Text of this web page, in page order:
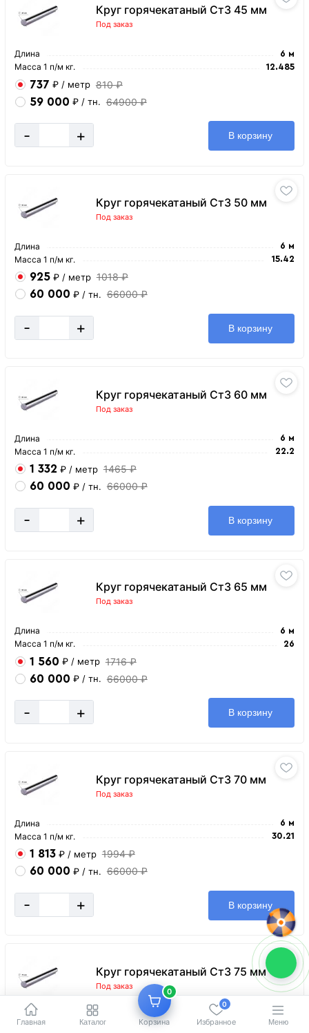
Главная Каталог
0
Корзина Избранное
0
Меню
Круг горячекатаный Ст3 45 мм
Под заказ
Длина 6 м
Масса 1 п/м кг. 12.485
737 ₽ / метр 810 ₽
59 000 ₽ / тн. 64900 ₽
- + В корзину
Круг горячекатаный Ст3 50 мм
Под заказ
Длина 6 м
Масса 1 п/м кг. 15.42
925 ₽ / метр 1018 ₽
60 000 ₽ / тн. 66000 ₽
- + В корзину
Круг горячекатаный Ст3 60 мм
Под заказ
Длина 6 м
Масса 1 п/м кг. 22.2
1 332 ₽ / метр 1465 ₽
60 000 ₽ / тн. 66000 ₽
- + В корзину
Круг горячекатаный Ст3 65 мм
Под заказ
Длина 6 м
Масса 1 п/м кг. 26
1 560 ₽ / метр 1716 ₽
60 000 ₽ / тн. 66000 ₽
- + В корзину
Круг горячекатаный Ст3 70 мм
Под заказ
Длина 6 м
Масса 1 п/м кг. 30.21
1 813 ₽ / метр 1994 ₽
60 000 ₽ / тн. 66000 ₽
- + В корзину
Круг горячекатаный Ст3 75 мм
Под заказ
Длина 6 м